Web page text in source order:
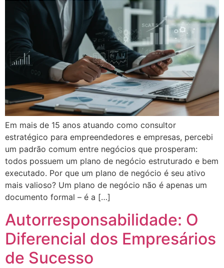
Em mais de 15 anos atuando como consultor
estratégico para empreendedores e empresas, percebi
um padrão comum entre negócios que prosperam:
todos possuem um plano de negócio estruturado e bem
executado. Por que um plano de negócio é seu ativo
mais valioso? Um plano de negócio não é apenas um
documento formal – é a […]
Autorresponsabilidade: O
Diferencial dos Empresários
de Sucesso